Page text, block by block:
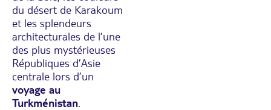
du désert de Karakoum
et les splendeurs
architecturales de l’une
des plus mystérieuses
Républiques d’Asie
centrale lors d’un
voyage au
Turkménistan.